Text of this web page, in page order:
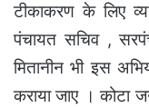
टीकाकरण के लिए
पंचायत सचिव ,
मितानीन भी इस
कराया जाए । कोटा